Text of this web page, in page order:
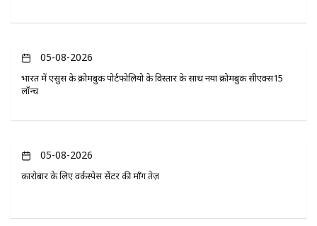
05-08-2026
भारत में एसुस के क्रोमबुक पोर्टफोलियो के विस्तार के साथ नया क्रोमबुक सीएक्स15
लॉन्च
05-08-2026
कारोबार के लिए वर्कस्पेस सेंटर की माँग तेज़